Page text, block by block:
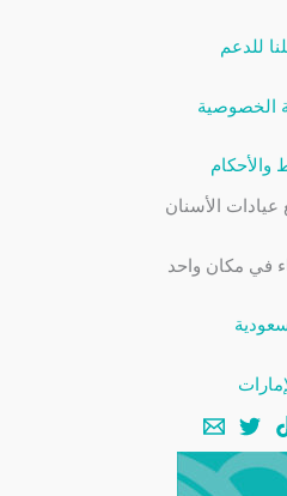
للدعم
الخصوصية
الأسنان
في مكان واحد